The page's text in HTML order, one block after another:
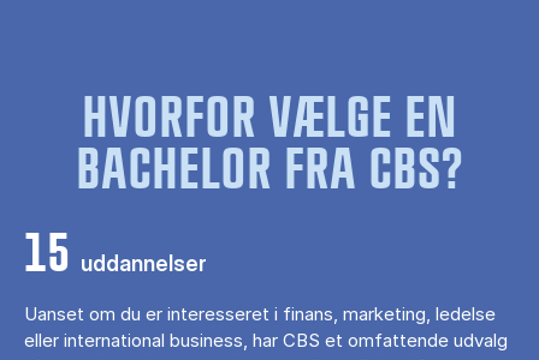
HVORFOR VÆLGE EN
BACHELOR FRA CBS?
15 uddannelser
Uanset om du er interesseret i finans, marketing, ledelse
eller international business, har CBS et omfattende udvalg